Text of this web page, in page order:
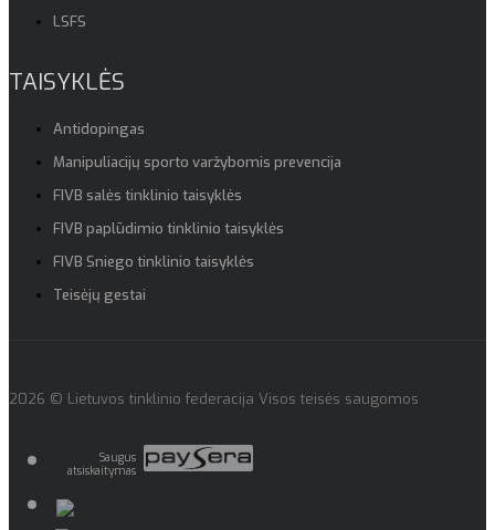
LSFS
TAISYKLĖS
Antidopingas
Manipuliacijų sporto varžybomis prevencija
FIVB salės tinklinio taisyklės
FIVB paplūdimio tinklinio taisyklės
FIVB Sniego tinklinio taisyklės
Teisėjų gestai
2026 © Lietuvos tinklinio federacija Visos teisės saugomos
Saugus
atsiskaitymas